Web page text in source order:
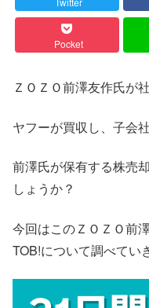
Pocket
ＺＯＺＯ前澤友作氏が
ヤフーが買収し、子会
前澤氏が保有する株売
しょうか？
今回はこのＺＯＺＯ前
TOB!について調べてい